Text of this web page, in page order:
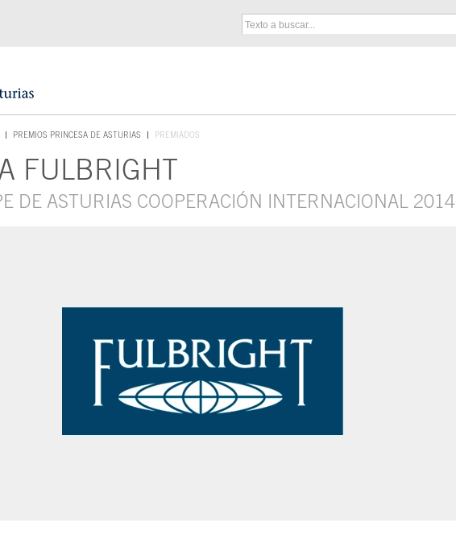
PREMIOS PRINCESA DE ASTURIAS PREMIADOS
FULBRIGHT
DE ASTURIAS COOPERACIÓN INTERNACIONAL 2014